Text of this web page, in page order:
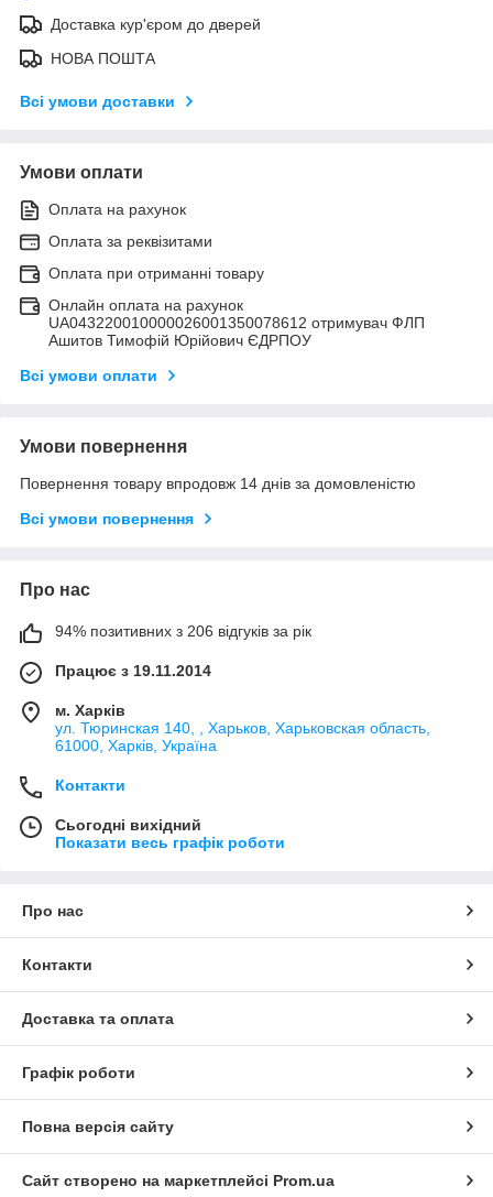
Доставка кур'єром до дверей
НОВА ПОШТА
Всі умови доставки
Умови оплати
Оплата на рахунок
Оплата за реквізитами
Оплата при отриманні товару
Онлайн оплата на рахунок
UA043220010000026001350078612 отримувач ФЛП
Ашитов Тимофій Юрійович ЄДРПОУ
Всі умови оплати
Умови повернення
Повернення товару впродовж 14 днів за домовленістю
Всі умови повернення
Про нас
94% позитивних з 206 відгуків за рік
Працює з 19.11.2014
м. Харків
ул. Тюринская 140, , Харьков, Харьковская область,
61000, Харків, Україна
Контакти
Сьогодні вихідний
Показати весь графік роботи
Про нас
Контакти
Доставка та оплата
Графік роботи
Повна версія сайту
Сайт створено на маркетплейсі Prom.ua